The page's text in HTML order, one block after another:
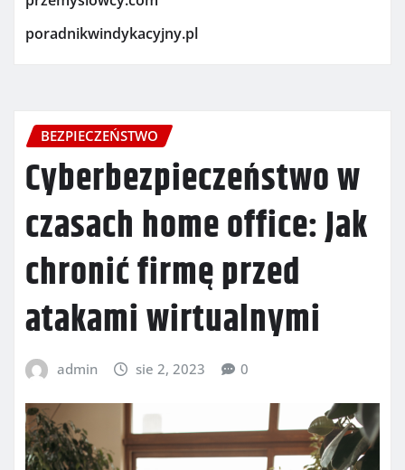
poradnikwindykacyjny.pl
BEZPIECZEŃSTWO
Cyberbezpieczeństwo w
czasach home office: Jak
chronić firmę przed
atakami wirtualnymi
admin sie 2, 2023 0